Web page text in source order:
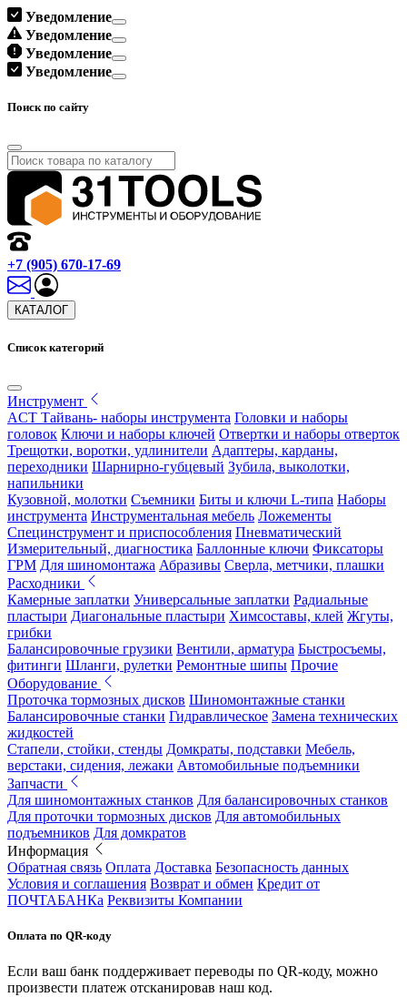
Уведомление
Уведомление
Уведомление
Уведомление
Поиск по сайту
+7 (905) 670-17-69
КАТАЛОГ
Список категорий
Инструмент
ACT Тайвань- наборы инструмента Головки и наборы
головок Ключи и наборы ключей Отвертки и наборы отверток
Трещотки, воротки, удлинители Адаптеры, карданы,
переходники Шарнирно-губцевый Зубила, выколотки,
напильники
Кузовной, молотки Съемники Биты и ключи L-типа Наборы
инструмента Инструментальная мебель Ложементы
Специнструмент и приспособления Пневматический
Измерительный, диагностика Баллонные ключи Фиксаторы
ГРМ Для шиномонтажа Абразивы Сверла, метчики, плашки
Расходники
Камерные заплатки Универсальные заплатки Радиальные
пластыри Диагональные пластыри Химсоставы, клей Жгуты,
грибки
Балансировочные грузики Вентили, арматура Быстросъемы,
фитинги Шланги, рулетки Ремонтные шипы Прочие
Оборудование
Проточка тормозных дисков Шиномонтажные станки
Балансировочные станки Гидравлическое Замена технических
жидкостей
Стапели, стойки, стенды Домкраты, подставки Мебель,
верстаки, сидения, лежаки Автомобильные подъемники
Запчасти
Для шиномонтажных станков Для балансировочных станков
Для проточки тормозных дисков Для автомобильных
подъемников Для домкратов
Информация
Обратная связь Оплата Доставка Безопасность данных
Условия и соглашения Возврат и обмен Кредит от
ПОЧТАБАНКа Реквизиты Компании
Оплата по QR-коду
Если ваш банк поддерживает переводы по QR-коду, можно
произвести платеж отсканировав наш код.